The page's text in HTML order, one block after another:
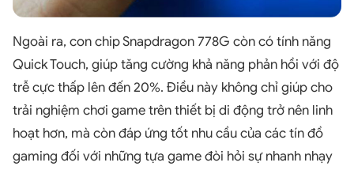
Ngoài ra, con chip Snapdragon 778G còn có tính năng
Quick Touch, giúp tăng cường khả năng phản hồi với độ
trễ cực thấp lên đến 20%. Điều này không chỉ giúp cho
trải nghiệm chơi game trên thiết bị di động trở nên linh
hoạt hơn, mà còn đáp ứng tốt nhu cầu của các tín đồ
gaming đối với những tựa game đòi hỏi sự nhanh nhạy